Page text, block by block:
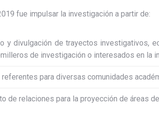
fue impulsar la investigación a partir de:
y divulgación de trayectos investigativos,
de investigación o interesados en la
referentes para diversas comunidades
de relaciones para la proyección de áreas